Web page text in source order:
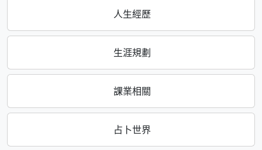
人生經歷
生涯規劃
課業相關
占卜世界